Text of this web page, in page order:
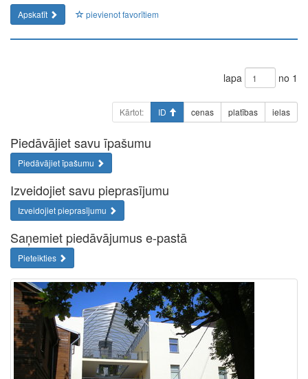
Apskatīt pievienot favorītiem
lapa no 1
Kārtot: ID cenas platības ielas
Piedāvājiet savu īpašumu
Piedāvājiet īpašumu
Izveidojiet savu pieprasījumu
Izveidojiet pieprasījumu
Saņemiet piedāvājumus e-pastā
Pieteikties